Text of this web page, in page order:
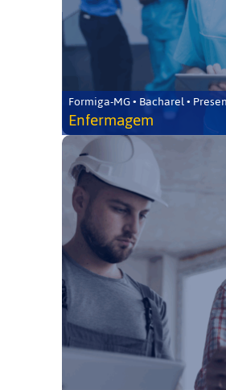
Formiga-MG • Bacharel •
Enfermagem